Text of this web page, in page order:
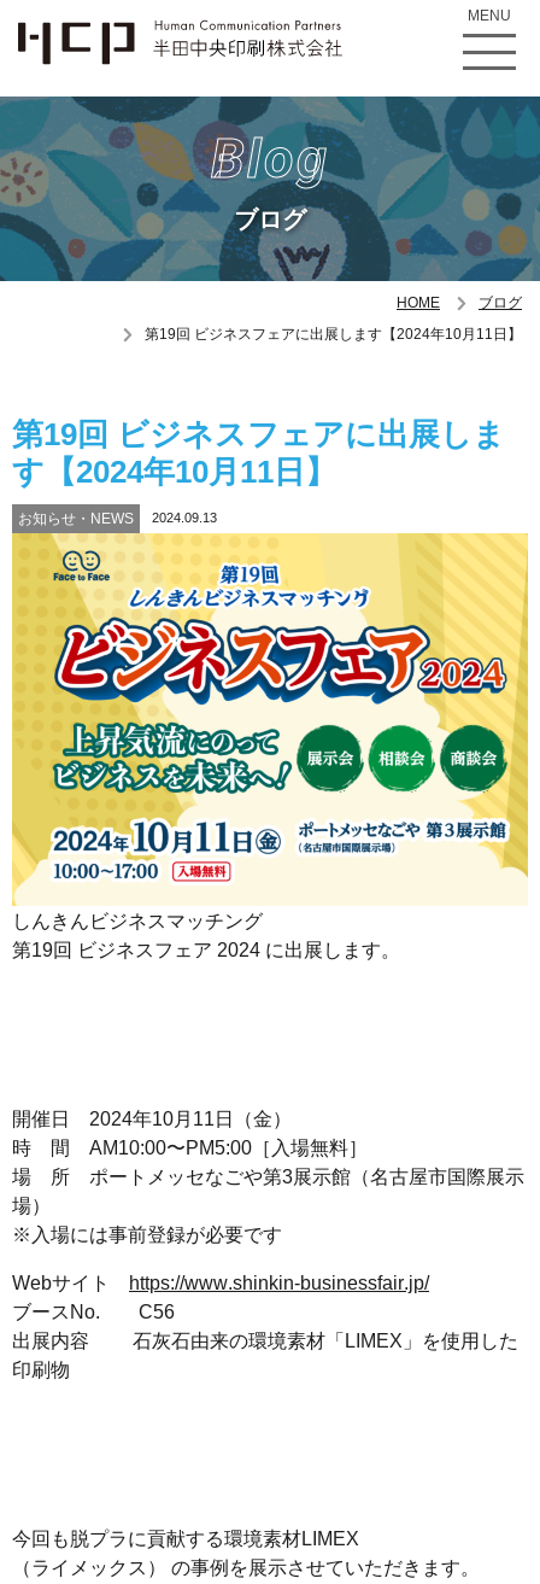
MENU
Blog
ブログ
HOME
ブログ
第19回 ビジネスフェアに出展します【2024年10月11日】
第19回 ビジネスフェアに出展しま
す【2024年10月11日】
お知らせ・NEWS 2024.09.13
しんきんビジネスマッチング
第19回 ビジネスフェア 2024 に出展します。
開催日 2024年10月11日（金）
時 間 AM10:00〜PM5:00［入場無料］
場 所 ポートメッセなごや第3展示館（名古屋市国際展示
場）
※入場には事前登録が必要です
Webサイト
https://www.shinkin-businessfair.jp/
ブースNo. C56
出展内容 石灰石由来の環境素材「LIMEX」を使用した
印刷物
今回も脱プラに貢献する環境素材LIMEX
（ライメックス） の事例を展示させていただきます。